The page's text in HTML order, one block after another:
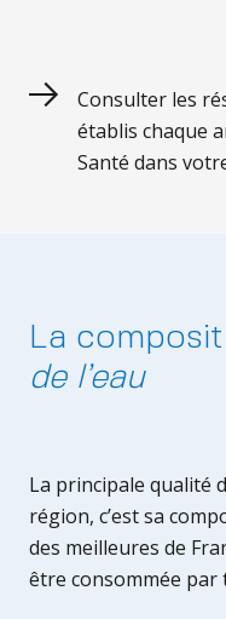
Consulter les
établis chaque
Santé dans
La
de l’eau
La principale qualité
région, c’est sa
des meilleures de
être consommée par